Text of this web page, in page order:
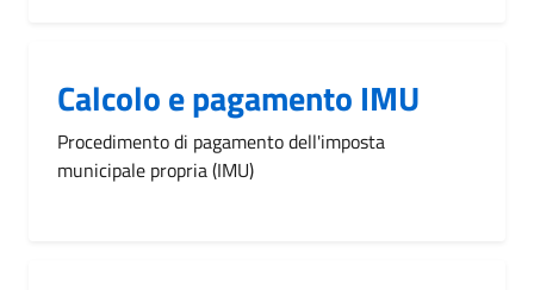
Calcolo e pagamento IMU
Procedimento di pagamento dell'imposta
municipale propria (IMU)